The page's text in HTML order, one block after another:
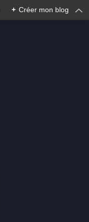
+ Créer mon blog